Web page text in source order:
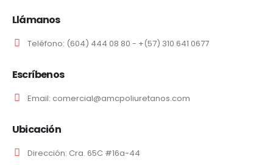
Llámanos
Teléfono: (604) 444 08 80 - +(57) 310 641 0677
Escríbenos
Email: comercial@amcpoliuretanos.com
Ubicación
Dirección: Cra. 65C #16a-44